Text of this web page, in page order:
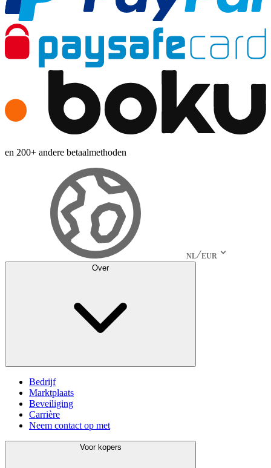
en 200+ andere betaalmethoden
NL EUR
Over
Bedrijf
Marktplaats
Beveiliging
Carrière
Neem contact op met
Voor kopers